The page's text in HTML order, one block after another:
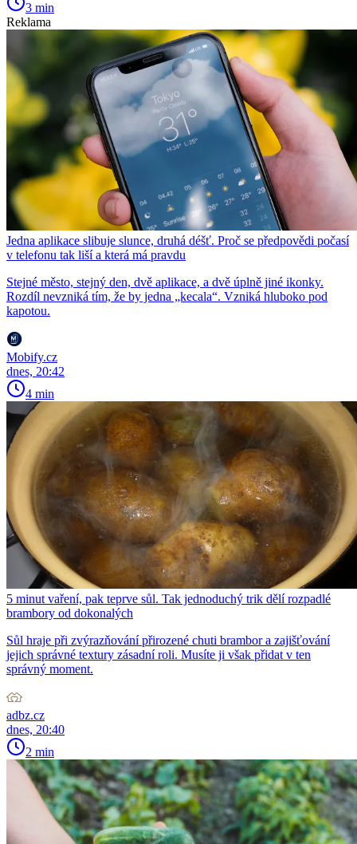
3 min
Reklama
Jedna aplikace slibuje slunce, druhá déšť. Proč se předpovědi počasí
v telefonu tak liší a která má pravdu
Stejné město, stejný den, dvě aplikace, a dvě úplně jiné ikonky.
Rozdíl nevzniká tím, že by jedna „kecala“. Vzniká hluboko pod
kapotou.
Mobify.cz
dnes, 20:42
4 min
5 minut vaření, pak teprve sůl. Tak jednoduchý trik dělí rozpadlé
brambory od dokonalých
Sůl hraje při zvýrazňování přirozené chuti brambor a zajišťování
jejich správné textury zásadní roli. Musíte ji však přidat v ten
správný moment.
adbz.cz
dnes, 20:40
2 min